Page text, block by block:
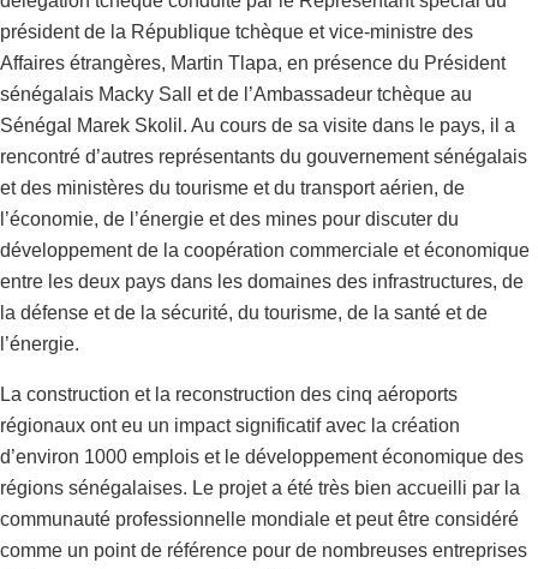
président de la République tchèque et vice-ministre des
Affaires étrangères, Martin Tlapa, en présence du Président
sénégalais Macky Sall et de l’Ambassadeur tchèque au
Sénégal Marek Skolil. Au cours de sa visite dans le pays, il a
rencontré d’autres représentants du gouvernement sénégalais
et des ministères du tourisme et du transport aérien, de
l’économie, de l’énergie et des mines pour discuter du
développement de la coopération commerciale et économique
entre les deux pays dans les domaines des infrastructures, de
la défense et de la sécurité, du tourisme, de la santé et de
l’énergie.
La construction et la reconstruction des cinq aéroports
régionaux ont eu un impact significatif avec la création
d’environ 1000 emplois et le développement économique des
régions sénégalaises. Le projet a été très bien accueilli par la
communauté professionnelle mondiale et peut être considéré
comme un point de référence pour de nombreuses entreprises